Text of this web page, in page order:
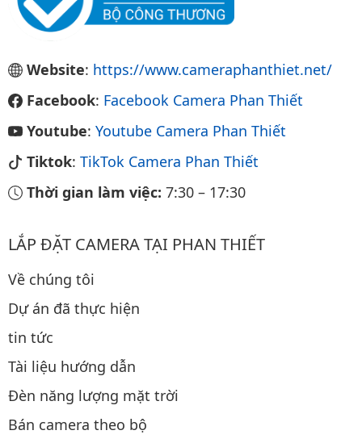
Website: https://www.cameraphanthiet.net/
Facebook: Facebook Camera Phan Thiết
Youtube: Youtube Camera Phan Thiết
Tiktok: TikTok Camera Phan Thiết
Thời gian làm việc: 7:30 – 17:30
LẮP ĐẶT CAMERA TẠI PHAN THIẾT
Về chúng tôi
Dự án đã thực hiện
tin tức
Tài liệu hướng dẫn
Đèn năng lượng mặt trời
Bán camera theo bộ